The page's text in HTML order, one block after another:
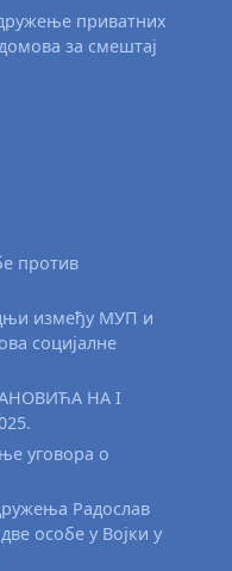
приватних
за смештај
против
између МУП и
социјалне
НА I
уговора о
Радослав
особе у Војки у